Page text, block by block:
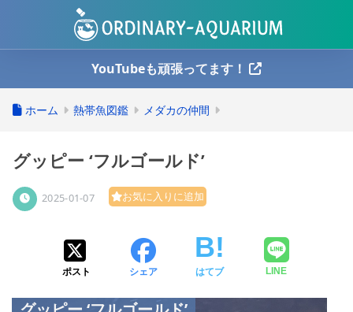
YouTubeも頑張ってます！
ホーム 熱帯魚図鑑 メダカの仲間
グッピー ‘フルゴールド’
2025-01-07 お気に入りに追加
ポスト シェア はてブ LINE